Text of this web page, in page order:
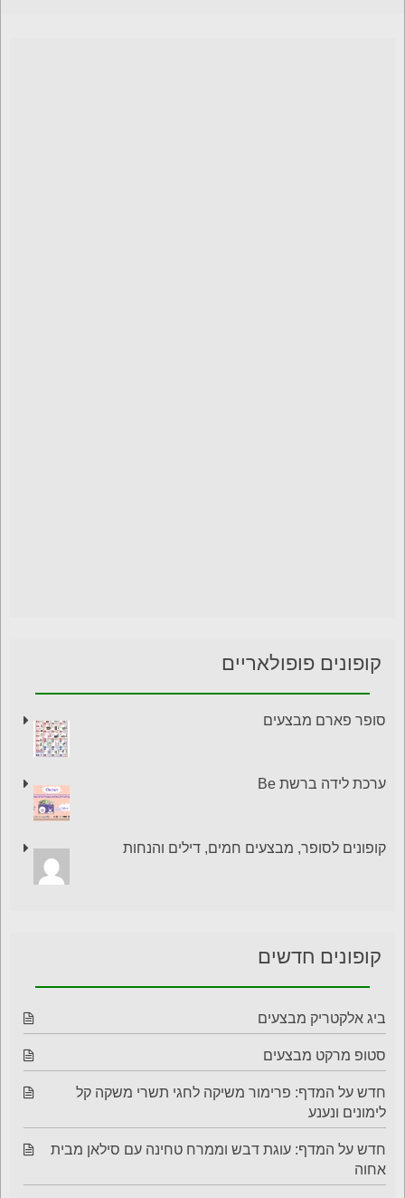
קופונים פופולאריים
סופר פארם מבצעים
ערכת לידה ברשת Be
קופונים לסופר, מבצעים חמים, דילים והנחות
קופונים חדשים
ביג אלקטריק מבצעים
סטופ מרקט מבצעים
חדש על המדף: פרימור משיקה לחגי תשרי משקה קל
לימונים ונענע
חדש על המדף: עוגת דבש וממרח טחינה עם סילאן מבית
אחוה